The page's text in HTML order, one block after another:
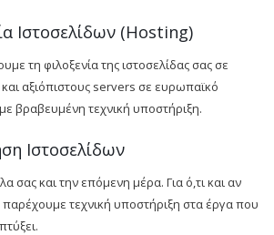
Ιστοσελίδων (Hosting)
τη φιλοξενία της ιστοσελίδας σας σε
αξιόπιστους servers σε ευρωπαϊκό
βραβευμένη τεχνική υποστήριξη.
Ιστοσελίδων
σας και την επόμενη μέρα. Για ό,τι και αν
παρέχουμε τεχνική υποστήριξη στα έργα που